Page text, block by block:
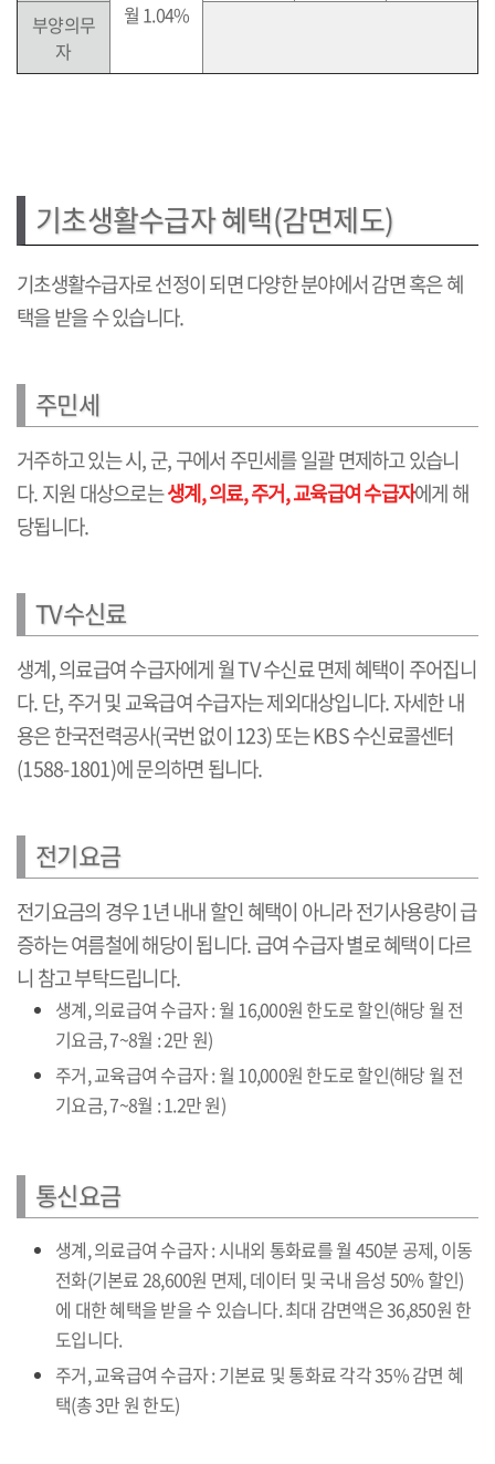
월 1.04%
부양의무
자
기초생활수급자 혜택(감면제도)
기초생활수급자로 선정이 되면 다양한 분야에서 감면 혹은 혜
택을 받을 수 있습니다.
주민세
거주하고 있는 시, 군, 구에서 주민세를 일괄 면제하고 있습니
다. 지원 대상으로는생계, 의료, 주거, 교육급여 수급자에게 해
당됩니다.
TV수신료
생계, 의료급여 수급자에게 월 TV 수신료 면제 혜택이 주어집니
다. 단, 주거 및 교육급여 수급자는 제외대상입니다. 자세한 내
용은 한국전력공사(국번 없이 123) 또는 KBS 수신료콜센터
(1588-1801)에 문의하면 됩니다.
전기요금
전기요금의 경우 1년 내내 할인 혜택이 아니라 전기사용량이 급
증하는 여름철에 해당이 됩니다. 급여 수급자 별로 혜택이 다르
니 참고 부탁드립니다.
생계, 의료급여 수급자 : 월 16,000원 한도로 할인(해당 월 전
기요금, 7~8월 : 2만 원)
주거, 교육급여 수급자 : 월 10,000원 한도로 할인(해당 월 전
기요금, 7~8월 : 1.2만 원)
통신요금
생계, 의료급여 수급자 : 시내외 통화료를 월 450분 공제, 이동
전화(기본료 28,600원 면제, 데이터 및 국내 음성 50% 할인)
에 대한 혜택을 받을 수 있습니다. 최대 감면액은 36,850원 한
도입니다.
주거, 교육급여 수급자 : 기본료 및 통화료 각각 35% 감면 혜
택(총 3만 원 한도)